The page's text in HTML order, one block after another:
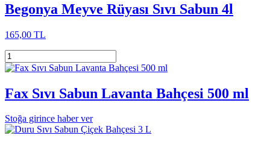
Begonya Meyve Rüyası Sıvı Sabun 4l
165,00 TL
Fax Sıvı Sabun Lavanta Bahçesi 500 ml
Stoğa girince haber ver